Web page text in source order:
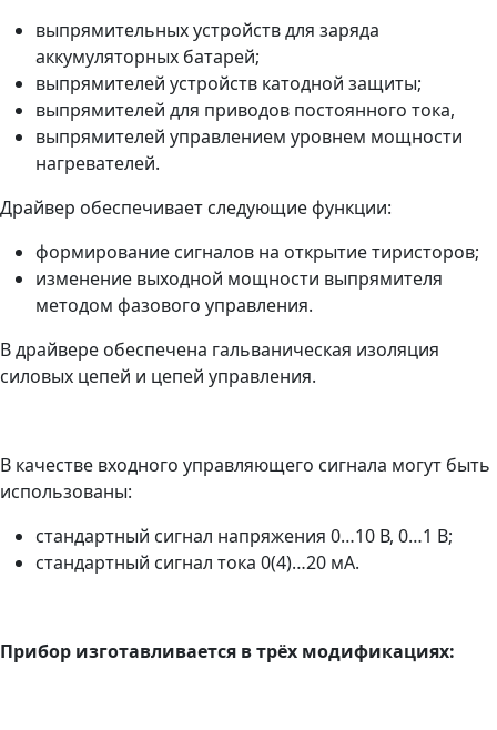
выпрямительных устройств для заряда
аккумуляторных батарей;
выпрямителей устройств катодной защиты;
выпрямителей для приводов постоянного тока,
выпрямителей управлением уровнем мощности
нагревателей.
Драйвер обеспечивает следующие функции:
формирование сигналов на открытие тиристоров;
изменение выходной мощности выпрямителя
методом фазового управления.
В драйвере обеспечена гальваническая изоляция
силовых цепей и цепей управления.
В качестве входного управляющего сигнала могут быть
использованы:
стандартный сигнал напряжения 0…10 В, 0…1 В;
стандартный сигнал тока 0(4)…20 мА.
Прибор изготавливается в трёх модификациях: